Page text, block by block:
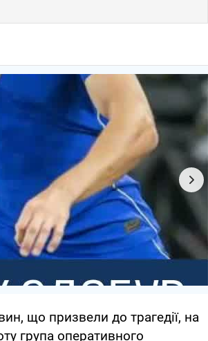
що призвели до трагедії, на
група оперативного